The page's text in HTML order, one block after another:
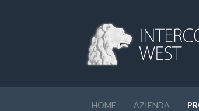
HOME AZIENDA